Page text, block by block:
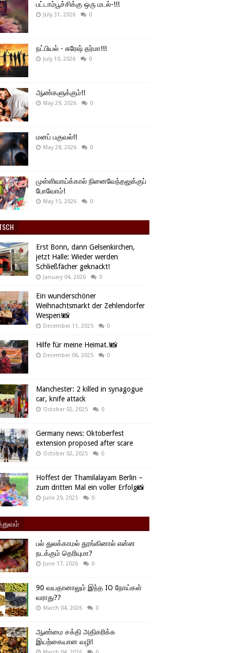
பட்டாம்பூச்சிக்கு ஒரு மடல்-!!!
July 31, 2026 0
நட்பியல் - சுரேஷ் தர்மா!!!
July 10, 2026 0
ஆண்களுக்கும்!!
May 29, 2026 0
மனப் பகுவல்!!
May 28, 2026 0
முள்ளிவாய்க்கால் நினைவேந்தலுக்குப்
போவோம்!
May 15, 2026 0
Erst Bonn, dann Gelsenkirchen,
jetzt Halle: Wieder werden
Schließfächer geknackt!
January 04, 2026 0
Ein wunderschöner
Weihnachtsmarkt der Zehlendorfer
Wespen!📸
December 11, 2025 0
Hilfe für meine Heimat.!📸
December 06, 2025 0
Manchester: 2 killed in synagogue
car, knife attack
October 02, 2025 0
Germany news: Oktoberfest
extension proposed after scare
October 02, 2025 0
Hoffest der Thamilalayam Berlin –
zum dritten Mal ein voller Erfolg📸
June 29, 2025 0
பல் துலக்காமல் தூங்கினால் என்ன
நடக்கும் தெரியுமா?
June 17, 2026 0
90 வயதானாலும் இந்த IO நோய்கள்
வராது??
March 04, 2026 0
ஆண்மை சக்தி அதிகரிக்க
இயற்கையான வழி!